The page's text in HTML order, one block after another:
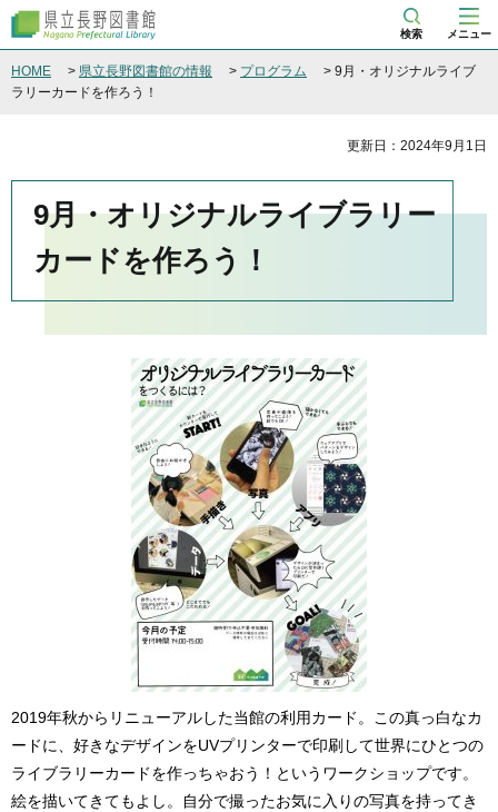
県立長野図書館
検索 メニュー
HOME > 県立長野図書館の情報 > プログラム
> 9月・オリジナルライブ
ラリーカードを作ろう！
更新日：2024年9月1日
9月・オリジナルライブラリー
カードを作ろう！
2019年秋からリニューアルした当館の利用カード。この真っ白なカ
ードに、好きなデザインをUVプリンターで印刷して世界にひとつの
ライブラリーカードを作っちゃおう！というワークショップです。
絵を描いてきてもよし。自分で撮ったお気に入りの写真を持ってき